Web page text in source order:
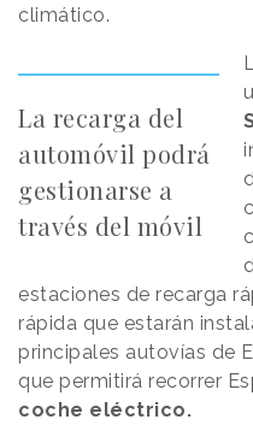
climático.
La recarga del
automóvil podrá
gestionarse a
través del móvil
estaciones de recarga
rápida que estarán
principales autovías de
que permitirá recorrer
coche eléctrico.